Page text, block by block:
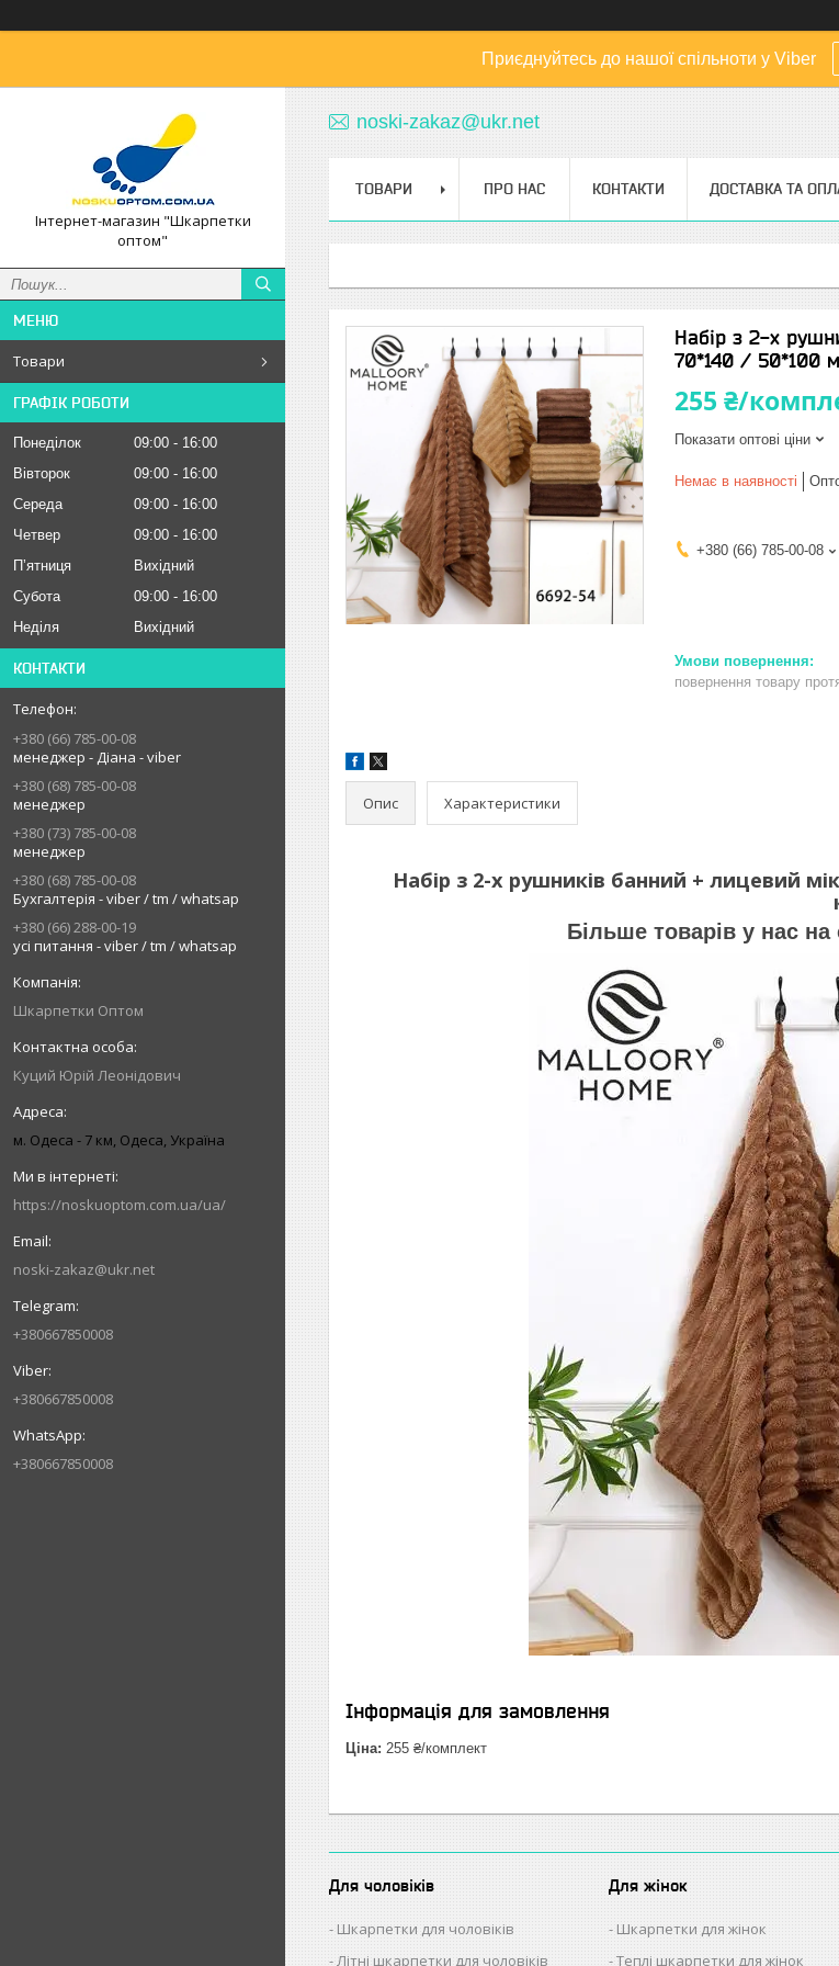
Приєднуйтесь до нашої спільноти у Viber
Інтернет-магазин "Шкарпетки
оптом"
Товари
ГРАФІК РОБОТИ
Понеділок 09:00
16:00
Вівторок
09:00
16:00
Середа
09:00
16:00
Четвер
09:00
16:00
Пʼятниця
Вихідний
Субота
09:00
16:00
Неділя
Вихідний
КОНТАКТИ
+380 (66) 785-00-08
менеджер - Діана - viber
+380 (68) 785-00-08
менеджер
+380 (73) 785-00-08
менеджер
+380 (68) 785-00-08
Бухгалтерія - viber / tm / whatsap
+380 (66) 288-00-19
усі питання - viber / tm / whatsap
Шкарпетки Оптом
Куций Юрій Леонідович
м. Одеса - 7 км, Одеса, Україна
https://noskuoptom.com.ua/ua/
noski-zakaz@ukr.net
+380667850008
+380667850008
+380667850008
noski-zakaz@ukr.net
ТОВАРИ ПРО НАС КОНТАКТИ ДОСТАВКА ТА
Набір з 2-х
70*140 / 50*100
255 ₴/
Показати оптові ціни
Немає в наявності
+380 (66) 785-00-08
повернення товару
Опис Характеристики
Набір з 2-х рушників банний + лицевий
Більше товарів у нас на
Інформація для замовлення
Ціна: 255 ₴/комплект
Для чоловіків
Шкарпетки для чоловіків
Літні шкарпетки для чоловіків
Для жінок
Шкарпетки для жінок
Теплі шкарпетки для жінок